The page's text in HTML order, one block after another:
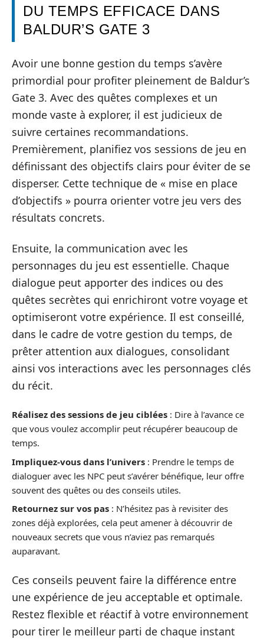
DU TEMPS EFFICACE DANS
BALDUR’S GATE 3
Avoir une bonne gestion du temps s’avère
primordial pour profiter pleinement de Baldur’s
Gate 3. Avec des quêtes complexes et un
monde vaste à explorer, il est judicieux de
suivre certaines recommandations.
Premièrement, planifiez vos sessions de jeu en
définissant des objectifs clairs pour éviter de se
disperser. Cette technique de « mise en place
d’objectifs » pourra orienter votre jeu vers des
résultats concrets.
Ensuite, la communication avec les
personnages du jeu est essentielle. Chaque
dialogue peut apporter des indices ou des
quêtes secrètes qui enrichiront votre voyage et
optimiseront votre expérience. Il est conseillé,
dans le cadre de votre gestion du temps, de
prêter attention aux dialogues, consolidant
ainsi vos interactions avec les personnages clés
du récit.
Réalisez des sessions de jeu ciblées : Dire à l’avance ce
que vous voulez accomplir peut récupérer beaucoup de
temps.
Impliquez-vous dans l’univers : Prendre le temps de
dialoguer avec les NPC peut s’avérer bénéfique, leur offre
souvent des quêtes ou des conseils utiles.
Retournez sur vos pas : N’hésitez pas à revisiter des
zones déjà explorées, cela peut amener à découvrir de
nouveaux secrets que vous n’aviez pas remarqués
auparavant.
Ces conseils peuvent faire la différence entre
une expérience de jeu acceptable et optimale.
Restez flexible et réactif à votre environnement
pour tirer le meilleur parti de chaque instant